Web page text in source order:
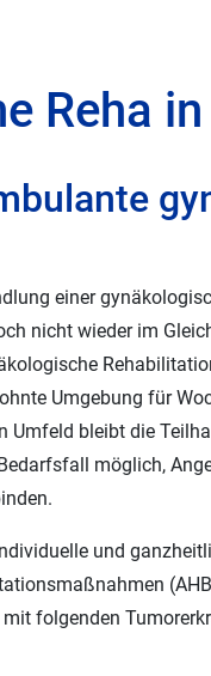
Reha
einer
nicht wieder im
Umgebung für
Umfeld bleibt die
möglich,
und
folgenden